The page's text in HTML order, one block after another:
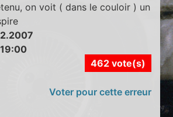
on voit ( dans le couloir ) un
462 vote(s)
Voter pour cette erreur